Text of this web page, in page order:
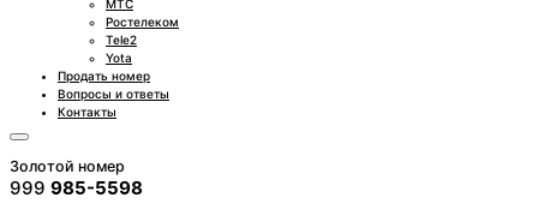
МТС
Ростелеком
Tele2
Yota
Продать номер
Вопросы и ответы
Контакты
Золотой номер
999 985-5598